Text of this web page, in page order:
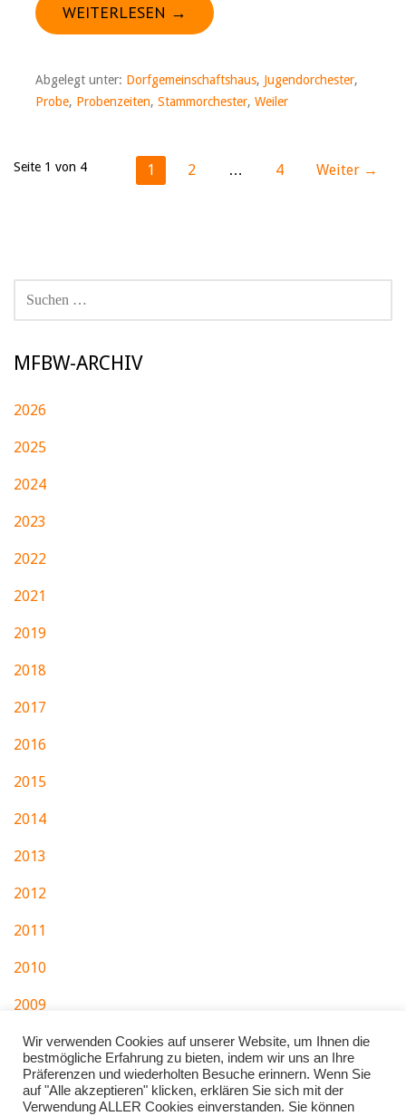
WEITERLESEN →
Abgelegt unter: Dorfgemeinschaftshaus, Jugendorchester,
Probe, Probenzeiten, Stammorchester, Weiler
Beitrag
Seite 1 von 4 1 2 … 4 Weiter →
NACH:
MFBW-ARCHIV
2026
2025
2024
2023
2022
2021
2019
2018
2017
2016
2015
2014
2013
2012
2011
2010
2009
2007
Wir verwenden Cookies auf unserer Website, um Ihnen die
bestmögliche Erfahrung zu bieten, indem wir uns an Ihre
Präferenzen und wiederholten Besuche erinnern. Wenn Sie
auf "Alle akzeptieren" klicken, erklären Sie sich mit der
Verwendung ALLER Cookies einverstanden. Sie können